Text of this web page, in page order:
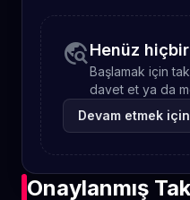
travel_exploreHenüz
Başlamak için
davet et ya da
Devam etmek
Onaylanmış